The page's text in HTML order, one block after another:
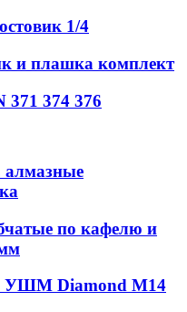
1/4
и плашка комплект
374 376
по кафелю и
УШМ Diamond М14